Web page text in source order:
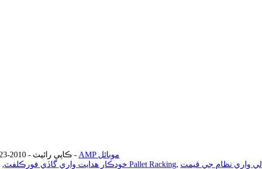
© ڪاپي رائيٽ - 2010-2023: سڀ حق محفوظ آهن. -
AMP موبائل
خودڪار ھدايت واري گاڏي فورڪلفٽ, موبائل Pallet Racking, واري نظام جي قيمت